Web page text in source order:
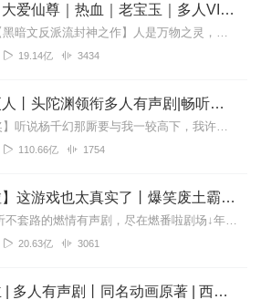
蛊真人｜大爱仙尊｜热血｜老宝玉｜多人VIP免费有声剧
内容简介【黑暗文反派流封神之作】人是万物之灵，蛊是天地真精。一个穿越者不断重生的故事。一个养蛊、炼蛊、用蛊的奇特世界。配音组（男角色）老宝玉旁白...
19.14亿 3434
大奉打更人丨头陀渊领衔多人有声剧|畅听全集|王鹤棣、田曦薇主演影视剧原著|卖报小郎君
【冒泡有奖】听说杨千幻那厮要与我一较高下，我许七安要开始装叉了！快进入声音播放页戳下方输入框，冒个泡偷偷告诉我，我要用哪些诗词才能胜过他？说得好的，有赏！202...
110.66亿 1754
【燃番啦】这游戏也太真实了丨爆笑废土霸榜神作丨紫襟剧社制作
>>更多好听不套路的燃情有声剧，尽在燃番啦剧场↓年度重磅推荐本专辑为VIP免费专辑每天上午10点5集更新，订阅可以听到最新内容哦！每周抽一个专辑五星优质评论送...
20.63亿 3061
诡秘之主 | 多人有声剧丨同名动画原著 | 西幻克苏鲁 | 乌贼作品